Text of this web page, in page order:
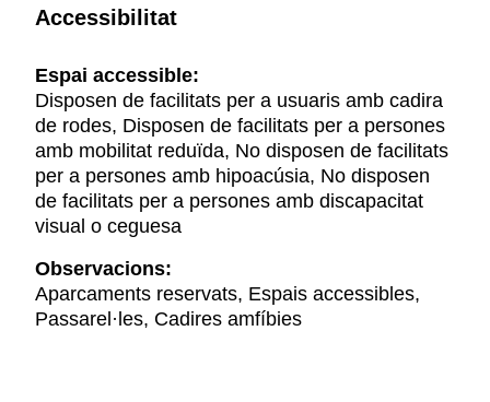
Accessibilitat
Espai accessible:
Disposen de facilitats per a usuaris amb cadira
de rodes, Disposen de facilitats per a persones
amb mobilitat reduïda, No disposen de facilitats
per a persones amb hipoacúsia, No disposen
de facilitats per a persones amb discapacitat
visual o ceguesa
Observacions:
Aparcaments reservats, Espais accessibles,
Passarel·les, Cadires amfíbies